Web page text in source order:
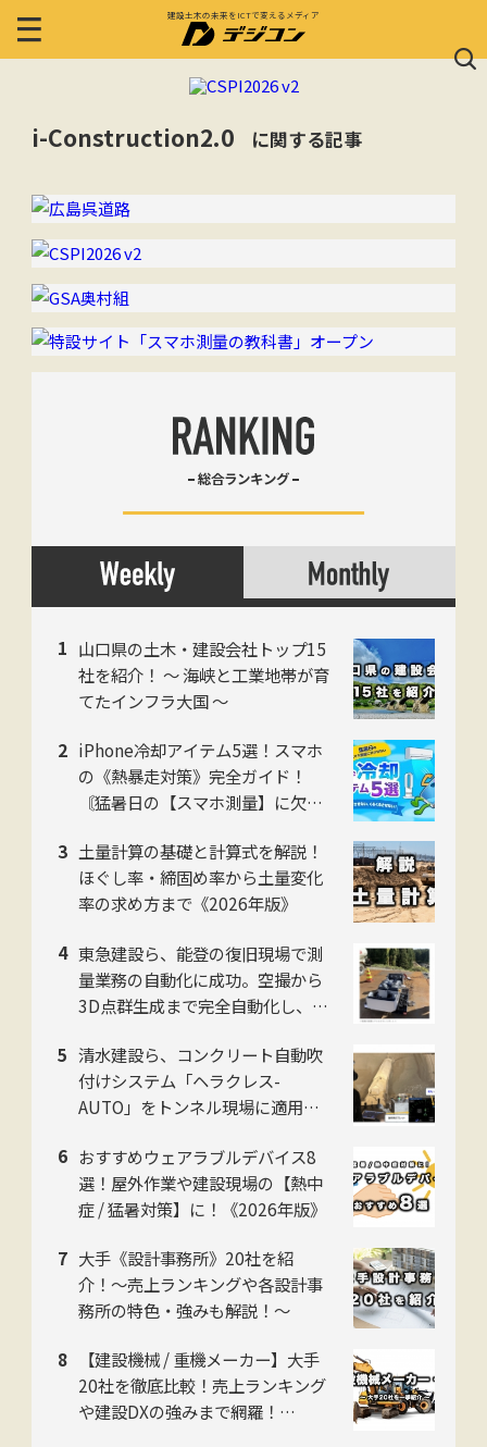
建設土木の未来をICTで変えるメディア
i-Construction2.0 に関する記事
総合ランキング
山口県の土木・建設会社トップ15
社を紹介！ 〜 海峡と工業地帯が育
てたインフラ大国 〜
iPhone冷却アイテム5選！スマホ
の《熱暴走対策》完全ガイド！
〘猛暑日の【スマホ測量】に欠か
土量計算の基礎と計算式を解説！
ほぐし率・締固め率から土量変化
率の求め方まで《2026年版》
東急建設ら、能登の復旧現場で測
量業務の自動化に成功。空撮から
3D点群生成まで完全自動化し、工
清水建設ら、コンクリート自動吹
付けシステム「ヘラクレス-
AUTO」をトンネル現場に適用。
し、均質な自動吹付けを実現
おすすめウェアラブルデバイス8
選！屋外作業や建設現場の【熱中
症 / 猛暑対策】に！《2026年版》
大手《設計事務所》20社を紹
介！〜売上ランキングや各設計事
務所の特色・強みも解説！〜
【建設機械 / 重機メーカー】大手
20社を徹底比較！売上ランキング
や建設DXの強みまで網羅！